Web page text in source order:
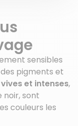
sensibles
pigments et
vives et intenses,
noir, sont
couleurs les